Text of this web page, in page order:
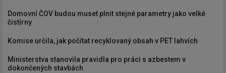
Domovní ČOV budou muset plnit stejné parametry jako velké
čistírny
Komise určila, jak počítat recyklovaný obsah v PET lahvích
Ministerstva stanovila pravidla pro práci s azbestem v
dokončených stavbách